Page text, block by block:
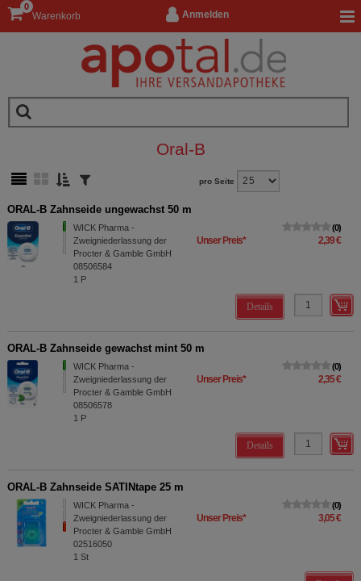
Anmelden
Warenkorb
0
Oral-B
pro Seite
ORAL-B Zahnseide ungewachst 50 m
WICK Pharma -
Zweigniederlassung der
Procter & Gamble GmbH
08506584
1 P
0
Unser Preis* 2,39 €
Details
ORAL-B Zahnseide gewachst mint 50 m
WICK Pharma -
Zweigniederlassung der
Procter & Gamble GmbH
08506578
1 P
0
Unser Preis* 2,35 €
Details
ORAL-B Zahnseide SATINtape 25 m
WICK Pharma -
Zweigniederlassung der
Procter & Gamble GmbH
02516050
1 St
0
Unser Preis* 3,05 €